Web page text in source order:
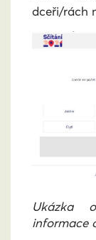
dceři/rách
Ukázka
informace